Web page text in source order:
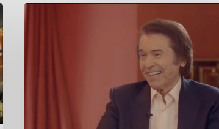
La
otra